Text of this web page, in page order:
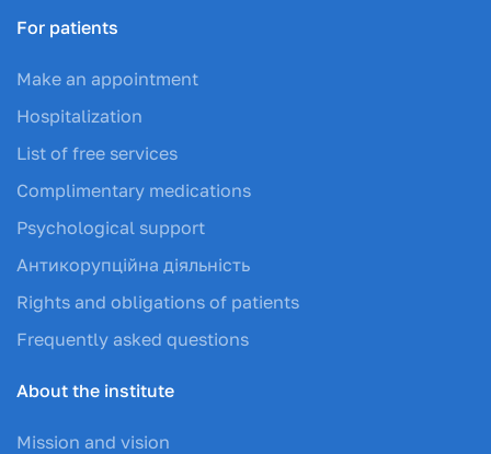
For patients
Make an appointment
Hospitalization
List of free services
Complimentary medications
Psychological support
Антикорупційна діяльність
Rights and obligations of patients
Frequently asked questions
About the institute
Mission and vision